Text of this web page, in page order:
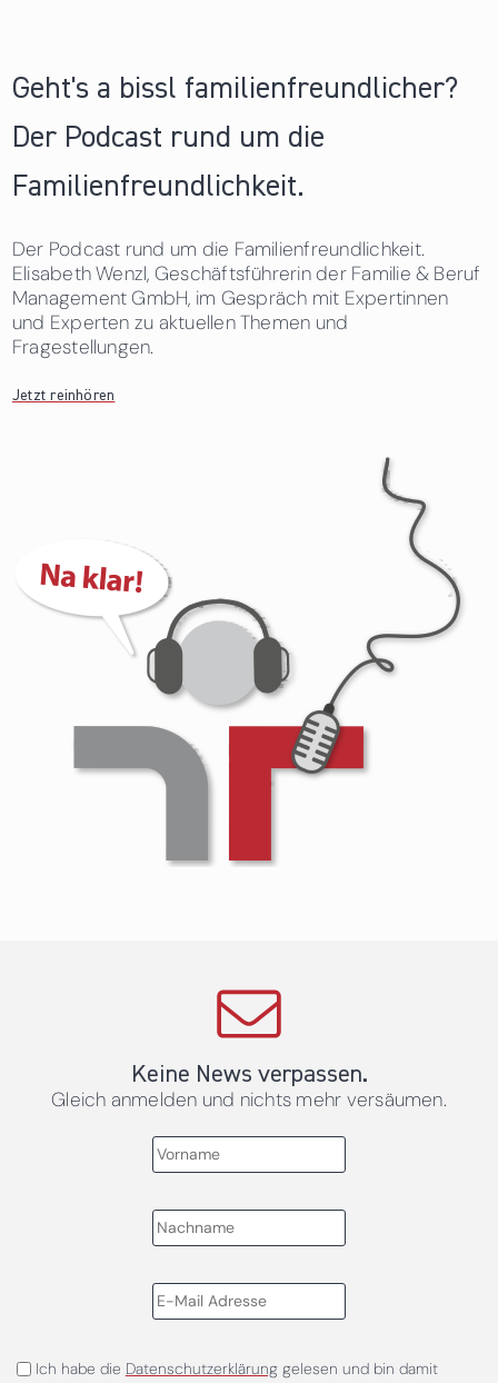
Geht's a bissl familienfreundlicher?
Der Podcast rund um die
Familienfreundlichkeit.
Der Podcast rund um die Familienfreundlichkeit.
Elisabeth Wenzl, Geschäftsführerin der Familie & Beruf
Management GmbH, im Gespräch mit Expertinnen
und Experten zu aktuellen Themen und
Fragestellungen.
Jetzt reinhören
Keine News verpassen.
Gleich anmelden und nichts mehr versäumen.
Ich habe die Datenschutzerklärunggelesen und bin damit